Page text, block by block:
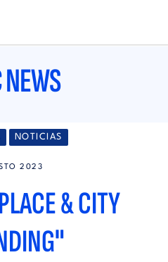
NOTICIAS
2023
& CITY